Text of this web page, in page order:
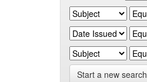
Start a new search